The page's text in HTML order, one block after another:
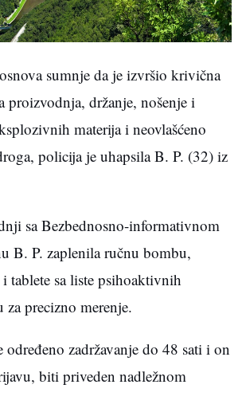
sumnje da je izvršio krivična
proizvodnja, držanje, nošenje i
materija i neovlašćeno
policija je uhapsila B. P. (32) iz
sa Bezbednosno-informativnom
B. P. zaplenila ručnu bombu,
tablete sa liste psihoaktivnih
za precizno merenje.
zadržavanje do 48 sati i on
biti priveden nadležnom